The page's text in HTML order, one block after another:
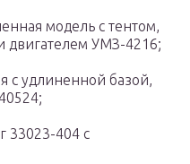
модель с тентом,
двигателем УМЗ-4216;
с удлиненной базой,
33023-404 с